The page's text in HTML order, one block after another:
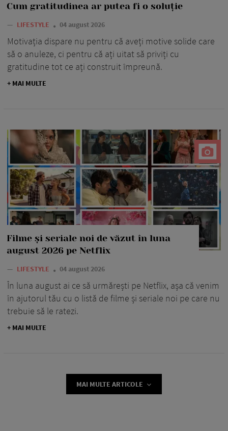
Cum gratitudinea ar putea fi o soluție
— LIFESTYLE 04 august 2026
Motivația dispare nu pentru că aveți motive solide care
să o anuleze, ci pentru că ați uitat să priviți cu
gratitudine tot ce ați construit împreună.
+ MAI MULTE
Filme și seriale noi de văzut în luna
august 2026 pe Netflix
— LIFESTYLE 04 august 2026
În luna august ai ce să urmărești pe Netflix, așa că venim
în ajutorul tău cu o listă de filme și seriale noi pe care nu
trebuie să le ratezi.
+ MAI MULTE
MAI MULTE ARTICOLE